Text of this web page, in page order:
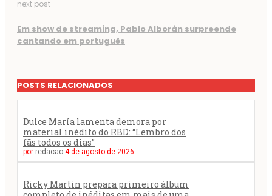
next post
Em show de streaming, Pablo Alborán surpreende
cantando em português
POSTS RELACIONADOS
Dulce María lamenta demora por
material inédito do RBD: “Lembro dos
fãs todos os dias”
por redacao 4 de agosto de 2026
Ricky Martin prepara primeiro álbum